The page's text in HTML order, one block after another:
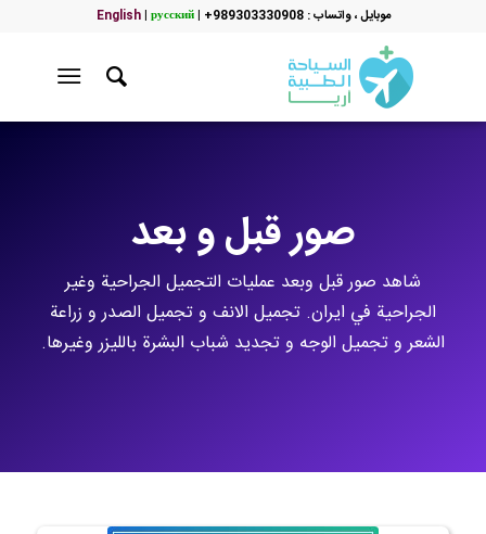
موبایل ، واتساب : 989303330908+ |
English| русский
صور قبل و بعد
شاهد صور قبل وبعد عمليات التجميل الجراحية وغير
الجراحية في ايران. تجميل الانف و تجميل الصدر و زراعة
الشعر و تجميل الوجه و تجديد شباب البشرة بالليزر وغيرها.